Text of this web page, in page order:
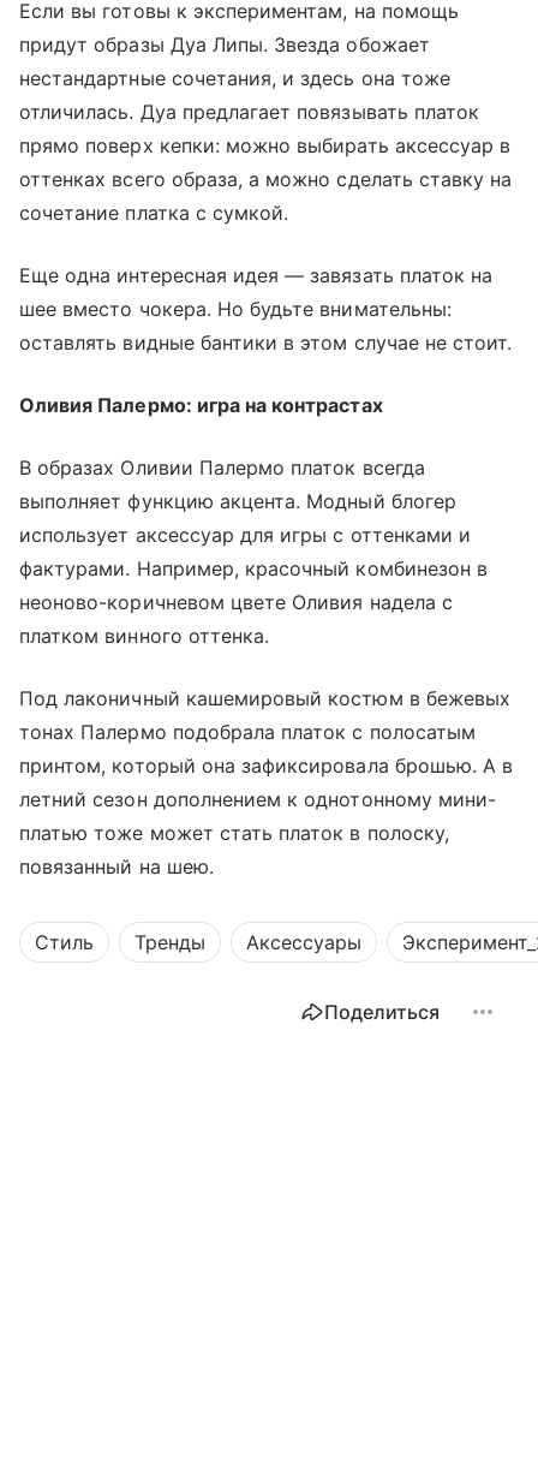
Если вы готовы к экспериментам, на помощь
придут образы Дуа Липы. Звезда обожает
нестандартные сочетания, и здесь она тоже
отличилась. Дуа предлагает повязывать платок
прямо поверх кепки: можно выбирать аксессуар в
оттенках всего образа, а можно сделать ставку на
сочетание платка с сумкой.
Еще одна интересная идея — завязать платок на
шее вместо чокера. Но будьте внимательны:
оставлять видные бантики в этом случае не стоит.
Оливия Палермо: игра на контрастах
В образах Оливии Палермо платок всегда
выполняет функцию акцента. Модный блогер
использует аксессуар для игры с оттенками и
фактурами. Например, красочный комбинезон в
неоново-коричневом цвете Оливия надела с
платком винного оттенка.
Под лаконичный кашемировый костюм в бежевых
тонах Палермо подобрала платок с полосатым
принтом, который она зафиксировала брошью. А в
летний сезон дополнением к однотонному мини-
платью тоже может стать платок в полоску,
повязанный на шею.
Стиль Тренды Аксессуары
Поделиться